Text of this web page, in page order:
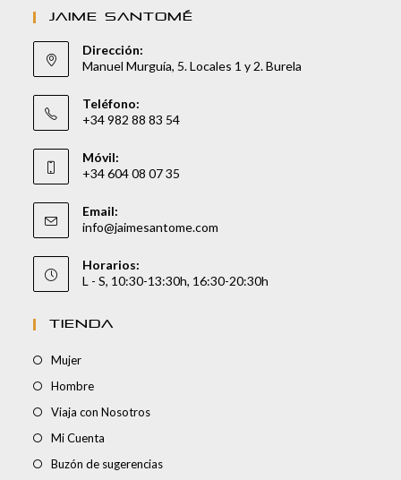
JAIME SANTOMÉ
Dirección:
Manuel Murguía, 5. Locales 1 y 2. Burela
Teléfono:
+34 982 88 83 54
Móvil:
+34 604 08 07 35
Email:
info@jaimesantome.com
Horarios:
L - S, 10:30-13:30h, 16:30-20:30h
TIENDA
Mujer
Hombre
Viaja con Nosotros
Mi Cuenta
Buzón de sugerencias